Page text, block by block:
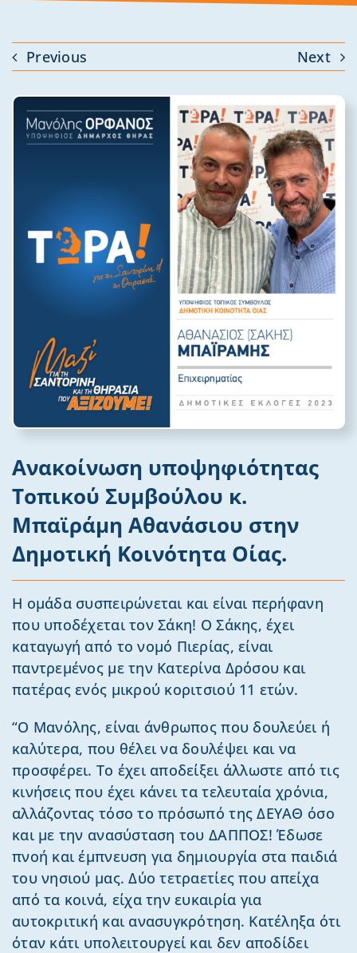
Previous Next
Ανακοίνωση υποψηφιότητας
Τοπικού Συμβούλου κ.
Μπαϊράμη Αθανάσιου στην
Δημοτική Κοινότητα Οίας.
Η ομάδα συσπειρώνεται και είναι περήφανη
που υποδέχεται τον Σάκη! Ο Σάκης, έχει
καταγωγή από το νομό Πιερίας, είναι
παντρεμένος με την Κατερίνα Δρόσου και
πατέρας ενός μικρού κοριτσιού 11 ετών.
“Ο Μανόλης, είναι άνθρωπος που δουλεύει ή
καλύτερα, που θέλει να δουλέψει και να
προσφέρει. Το έχει αποδείξει άλλωστε από τις
κινήσεις που έχει κάνει τα τελευταία χρόνια,
αλλάζοντας τόσο το πρόσωπό της ΔΕΥΑΘ όσο
και με την ανασύσταση του ΔΑΠΠΟΣ! Έδωσε
πνοή και έμπνευση για δημιουργία στα παιδιά
του νησιού μας. Δύο τετραετίες που απείχα
από τα κοινά, είχα την ευκαιρία για
αυτοκριτική και ανασυγκρότηση. Κατέληξα ότι
όταν κάτι υπολειτουργεί και δεν αποδίδει